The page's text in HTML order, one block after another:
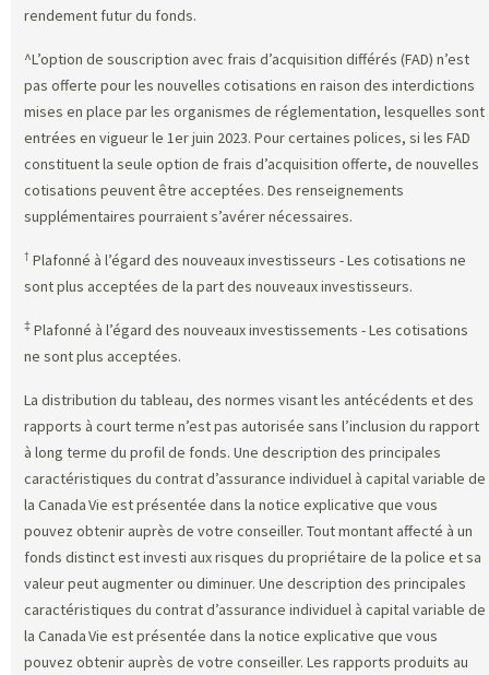
rendement futur du fonds.
^L’option de souscription avec frais d’acquisition différés (FAD) n’est
pas offerte pour les nouvelles cotisations en raison des interdictions
mises en place par les organismes de réglementation, lesquelles sont
entrées en vigueur le 1er juin 2023. Pour certaines polices, si les FAD
constituent la seule option de frais d’acquisition offerte, de nouvelles
cotisations peuvent être acceptées. Des renseignements
supplémentaires pourraient s’avérer nécessaires.
† Plafonné à l’égard des nouveaux investisseurs - Les cotisations ne
sont plus acceptées de la part des nouveaux investisseurs.
‡ Plafonné à l’égard des nouveaux investissements - Les cotisations
ne sont plus acceptées.
La distribution du tableau, des normes visant les antécédents et des
rapports à court terme n’est pas autorisée sans l’inclusion du rapport
à long terme du profil de fonds. Une description des principales
caractéristiques du contrat d’assurance individuel à capital variable de
la Canada Vie est présentée dans la notice explicative que vous
pouvez obtenir auprès de votre conseiller. Tout montant affecté à un
fonds distinct est investi aux risques du propriétaire de la police et sa
valeur peut augmenter ou diminuer. Une description des principales
caractéristiques du contrat d’assurance individuel à capital variable de
la Canada Vie est présentée dans la notice explicative que vous
pouvez obtenir auprès de votre conseiller. Les rapports produits au